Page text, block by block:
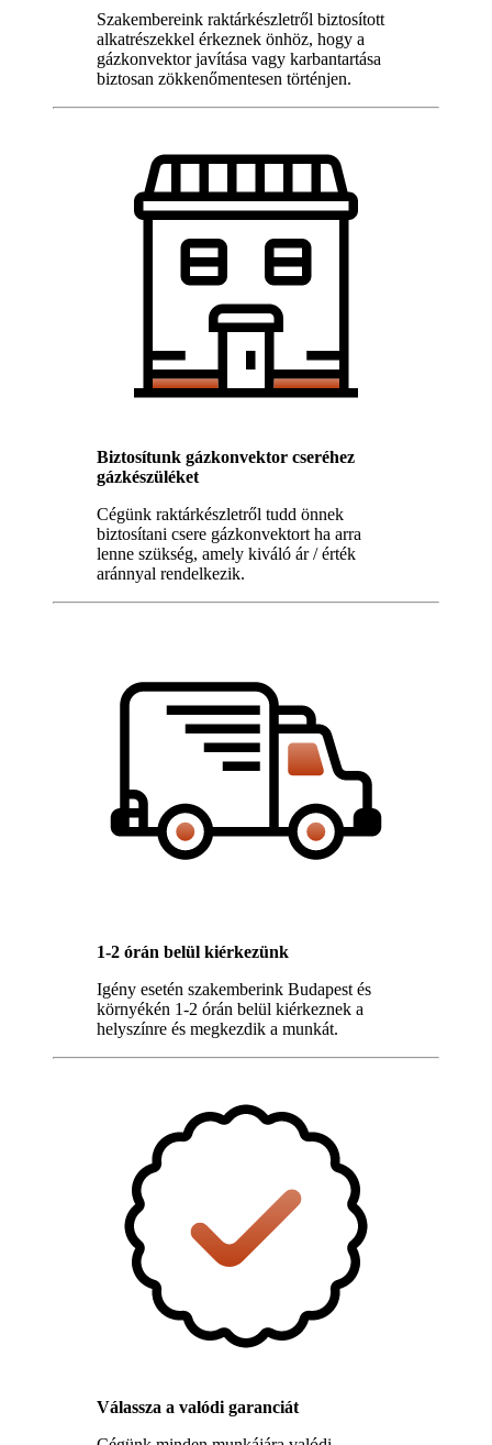
Szakembereink raktárkészletről biztosított
alkatrészekkel érkeznek önhöz, hogy a
gázkonvektor javítása vagy karbantartása
biztosan zökkenőmentesen történjen.
Biztosítunk gázkonvektor cseréhez
gázkészüléket
Cégünk raktárkészletről tudd önnek
biztosítani csere gázkonvektort ha arra
lenne szükség, amely kiváló ár / érték
aránnyal rendelkezik.
1-2 órán belül kiérkezünk
Igény esetén szakemberink Budapest és
környékén 1-2 órán belül kiérkeznek a
helyszínre és megkezdik a munkát.
Válassza a valódi garanciát